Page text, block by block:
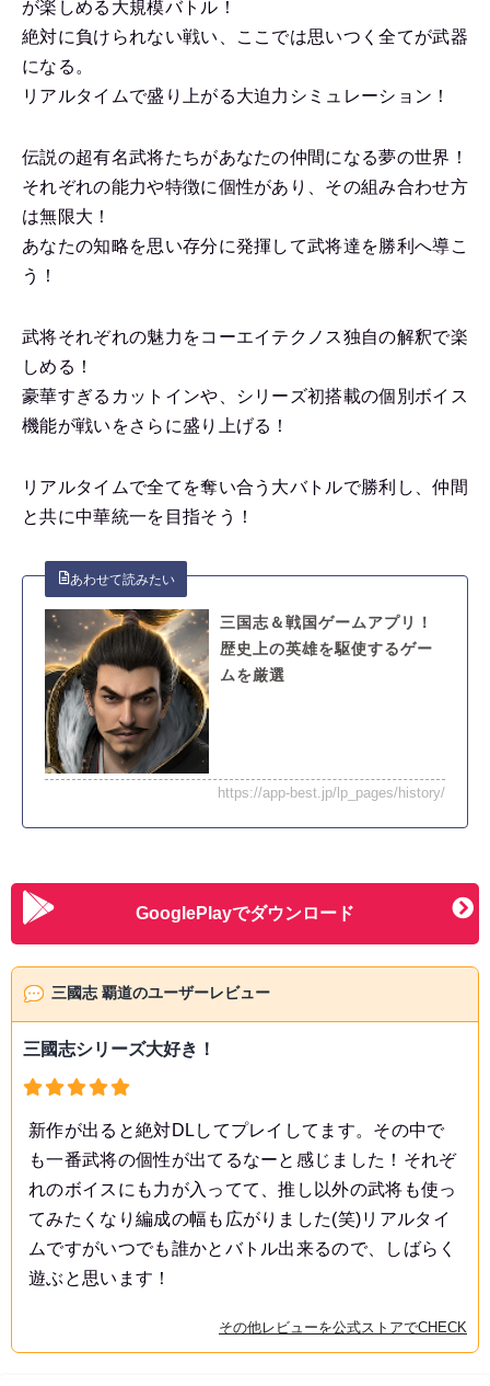
が楽しめる大規模バトル！
絶対に負けられない戦い、ここでは思いつく全てが武器
になる。
リアルタイムで盛り上がる大迫力シミュレーション！
伝説の超有名武将たちがあなたの仲間になる夢の世界！
それぞれの能力や特徴に個性があり、その組み合わせ方
は無限大！
あなたの知略を思い存分に発揮して武将達を勝利へ導こ
う！
武将それぞれの魅力をコーエイテクノス独自の解釈で楽
しめる！
豪華すぎるカットインや、シリーズ初搭載の個別ボイス
機能が戦いをさらに盛り上げる！
リアルタイムで全てを奪い合う大バトルで勝利し、仲間
と共に中華統一を目指そう！
三国志＆戦国ゲームアプリ！
歴史上の英雄を駆使するゲー
ムを厳選
https://app-best.jp/lp_pages/history/
GooglePlayでダウンロード
三國志 覇道のユーザーレビュー
三國志シリーズ大好き！
新作が出ると絶対DLしてプレイしてます。その中で
も一番武将の個性が出てるなーと感じました！それぞ
れのボイスにも力が入ってて、推し以外の武将も使っ
てみたくなり編成の幅も広がりました(笑)リアルタイ
ムですがいつでも誰かとバトル出来るので、しばらく
遊ぶと思います！
その他レビューを公式ストアでCHECK